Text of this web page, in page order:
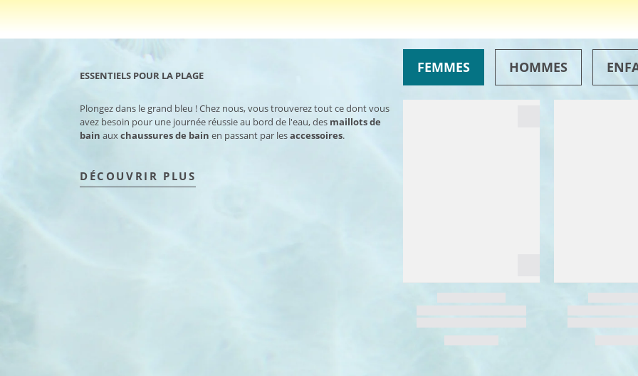
ESSENTIELS POUR LA PLAGE
Plongez dans le grand bleu ! Chez nous, vous trouverez tout ce dont vous
avez besoin pour une journée réussie au bord de l'eau, des maillots de
bain auxchaussures de bain en passant par lesaccessoires.
DÉCOUVRIR PLUS
FEMMES HOMMES